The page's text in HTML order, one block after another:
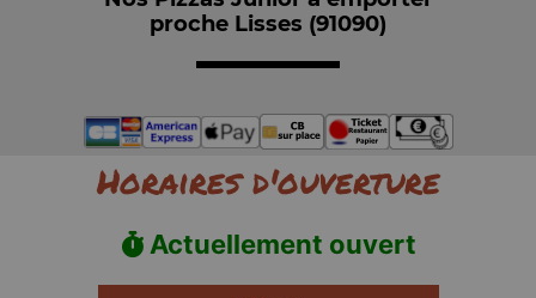
proche Lisses (91090)
Horaires d'ouverture
Actuellement ouvert